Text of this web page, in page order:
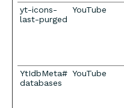
yt-icons-
last-purged
YouTube
YtIdbMeta#
databases
YouTube